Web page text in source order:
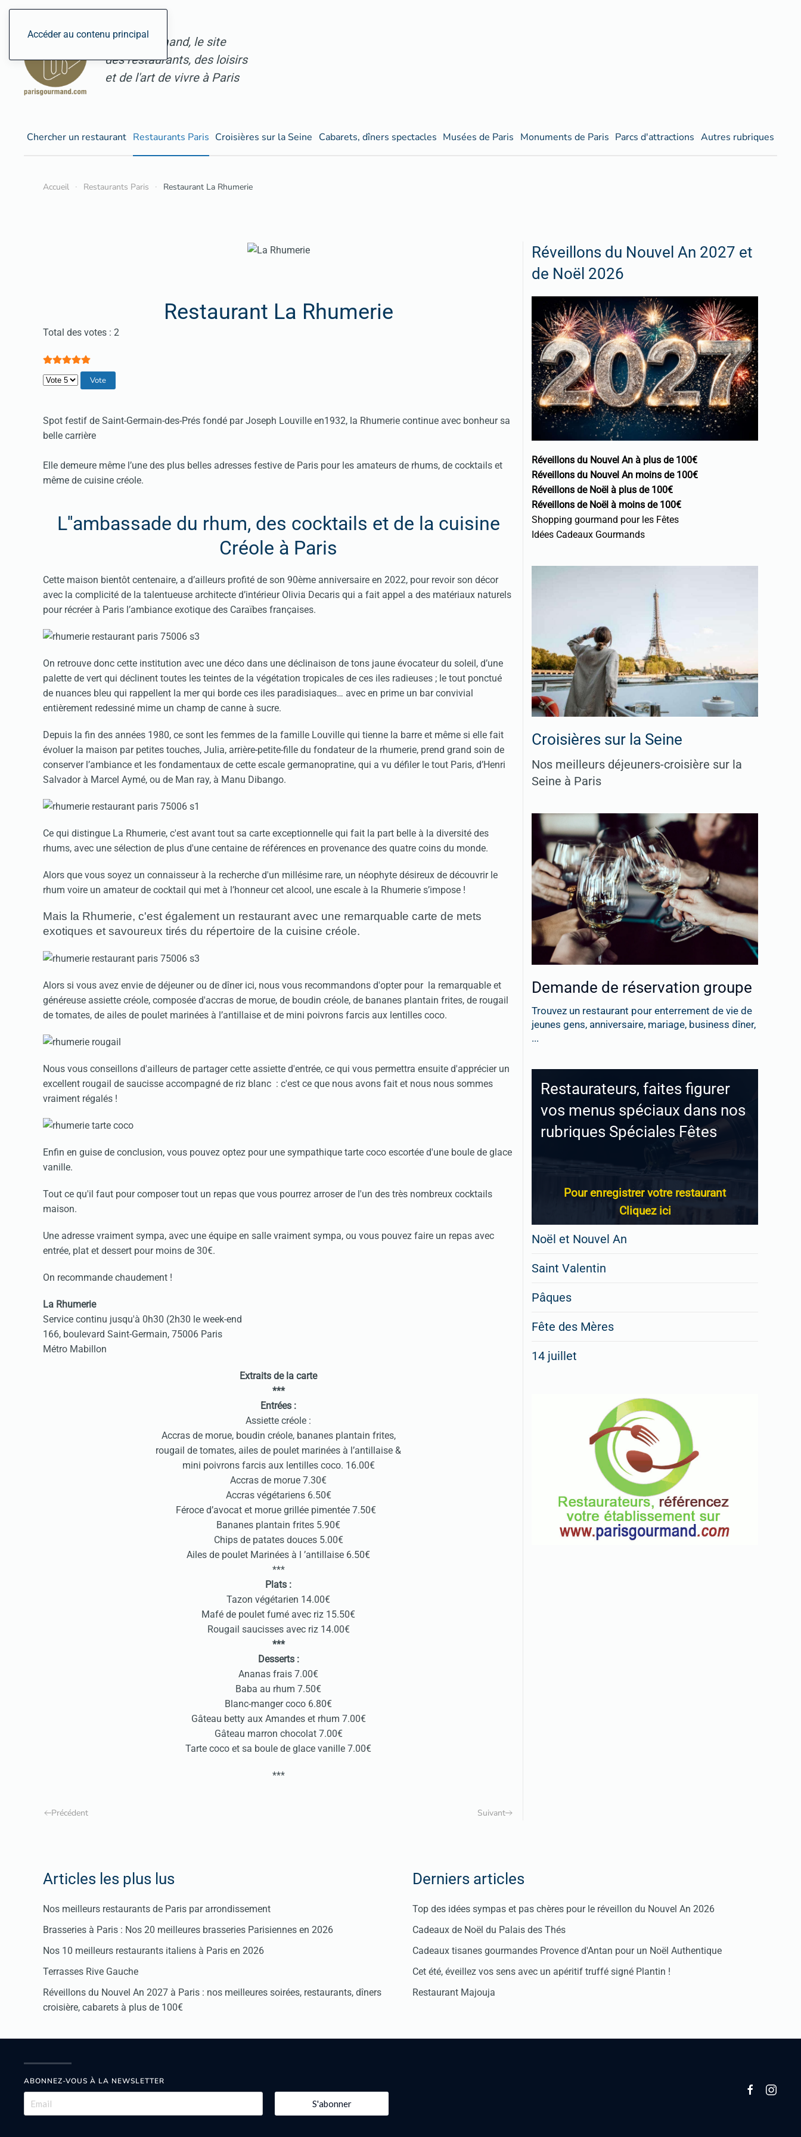
Accéder au contenu principal
ParisGourmand, le site
des restaurants, des loisirs
et de l'art de vivre à Paris
Chercher un restaurant Restaurants Paris Croisières sur la Seine Cabarets, dîners spectacles Musées de Paris Monuments de Paris Parcs d'attractions Autres rubriques
Accueil Restaurants Paris Restaurant La Rhumerie
Restaurant La Rhumerie
Vote utilisateur:5/
Total des votes : 2
Veuillez voter
Spot festif de Saint-Germain-des-Prés fondé par Joseph Louville en1932, la Rhumerie continue avec bonheur sa
belle carrière
Elle demeure même l’une des plus belles adresses festive de Paris pour les amateurs de rhums, de cocktails et
même de cuisine créole.
L''ambassade du rhum, des cocktails et de la cuisine
Créole à Paris
Cette maison bientôt centenaire, a d’ailleurs profité de son 90ème anniversaire en 2022, pour revoir son décor
avec la complicité de la talentueuse architecte d’intérieur Olivia Decaris qui a fait appel a des matériaux naturels
pour récréer à Paris l’ambiance exotique des Caraïbes françaises.
On retrouve donc cette institution avec une déco dans une déclinaison de tons jaune évocateur du soleil, d’une
palette de vert qui déclinent toutes les teintes de la végétation tropicales de ces iles radieuses ; le tout ponctué
de nuances bleu qui rappellent la mer qui borde ces iles paradisiaques… avec en prime un bar convivial
entièrement redessiné mime un champ de canne à sucre.
Depuis la fin des années 1980, ce sont les femmes de la famille Louville qui tienne la barre et même si elle fait
évoluer la maison par petites touches, Julia, arrière-petite-fille du fondateur de la rhumerie, prend grand soin de
conserver l’ambiance et les fondamentaux de cette escale germanopratine, qui a vu défiler le tout Paris, d’Henri
Salvador à Marcel Aymé, ou de Man ray, à Manu Dibango.
Ce qui distingue La Rhumerie, c'est avant tout sa carte exceptionnelle qui fait la part belle à la diversité des
rhums, avec une sélection de plus d'une centaine de références en provenance des quatre coins du monde.
Alors que vous soyez un connaisseur à la recherche d'un millésime rare, un néophyte désireux de découvrir le
rhum voire un amateur de cocktail qui met à l’honneur cet alcool, une escale à la Rhumerie s’impose !
Mais la Rhumerie, c'est également un restaurant avec une remarquable carte de mets
exotiques et savoureux tirés du répertoire de la cuisine créole.
Alors si vous avez envie de déjeuner ou de dîner ici, nous vous recommandons d'opter pour la remarquable et
généreuse assiette créole, composée d'accras de morue, de boudin créole, de bananes plantain frites, de rougail
de tomates, de ailes de poulet marinées à l’antillaise et de mini poivrons farcis aux lentilles coco.
Nous vous conseillons d'ailleurs de partager cette assiette d'entrée, ce qui vous permettra ensuite d'apprécier un
excellent rougail de saucisse accompagné de riz blanc : c'est ce que nous avons fait et nous nous sommes
vraiment régalés !
Enfin en guise de conclusion, vous pouvez optez pour une sympathique tarte coco escortée d'une boule de glace
vanille.
Tout ce qu'il faut pour composer tout un repas que vous pourrez arroser de l'un des très nombreux cocktails
maison.
Une adresse vraiment sympa, avec une équipe en salle vraiment sympa, ou vous pouvez faire un repas avec
entrée, plat et dessert pour moins de 30€.
On recommande chaudement !
La Rhumerie
Service continu jusqu'à 0h30 (2h30 le week-end
166, boulevard Saint-Germain, 75006 Paris
Métro Mabillon
Extraits de la carte
***
Entrées :
Assiette créole :
Accras de morue, boudin créole, bananes plantain frites,
rougail de tomates, ailes de poulet marinées à l’antillaise &
mini poivrons farcis aux lentilles coco. 16.00€
Accras de morue 7.30€
Accras végétariens 6.50€
Féroce d’avocat et morue grillée pimentée 7.50€
Bananes plantain frites 5.90€
Chips de patates douces 5.00€
Ailes de poulet Marinées à l ’antillaise 6.50€
***
Plats :
Tazon végétarien 14.00€
Mafé de poulet fumé avec riz 15.50€
Rougail saucisses avec riz 14.00€
***
Desserts :
Ananas frais 7.00€
Baba au rhum 7.50€
Blanc-manger coco 6.80€
Gâteau betty aux Amandes et rhum 7.00€
Gâteau marron chocolat 7.00€
Tarte coco et sa boule de glace vanille 7.00€
***
Précédent Suivant
Réveillons du Nouvel An 2027 et
de Noël 2026
Réveillons du Nouvel An à plus de 100€
Réveillons du Nouvel An moins de 100€
Réveillons de Noël à plus de 100€
Réveillons de Noël à moins de 100€
Shopping gourmand pour les Fêtes
Idées Cadeaux Gourmands
Croisières sur la Seine
Nos meilleurs déjeuners-croisière sur la
Seine à Paris
Demande de réservation groupe
Trouvez un restaurant pour enterrement de vie de
jeunes gens, anniversaire, mariage, business dîner,
...
Restaurateurs, faites figurer
vos menus spéciaux dans nos
rubriques Spéciales Fêtes
Pour enregistrer votre restaurant
Cliquez ici
Noël et Nouvel An
Saint Valentin
Pâques
Fête des Mères
14 juillet
Articles les plus lus
Nos meilleurs restaurants de Paris par arrondissement
Brasseries à Paris : Nos 20 meilleures brasseries Parisiennes en 2026
Nos 10 meilleurs restaurants italiens à Paris en 2026
Terrasses Rive Gauche
Réveillons du Nouvel An 2027 à Paris : nos meilleures soirées, restaurants, dîners
croisière, cabarets à plus de 100€
Derniers articles
Top des idées sympas et pas chères pour le réveillon du Nouvel An 2026
Cadeaux de Noël du Palais des Thés
Cadeaux tisanes gourmandes Provence d'Antan pour un Noël Authentique
Cet été, éveillez vos sens avec un apéritif truffé signé Plantin !
Restaurant Majouja
ABONNEZ-VOUS À LA NEWSLETTER
S'abonner